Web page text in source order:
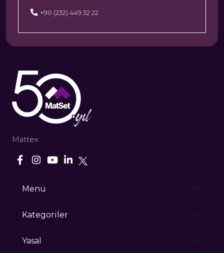
+90 (232) 449 32 22
Mattex
Menü
Kategoriler
Yasal